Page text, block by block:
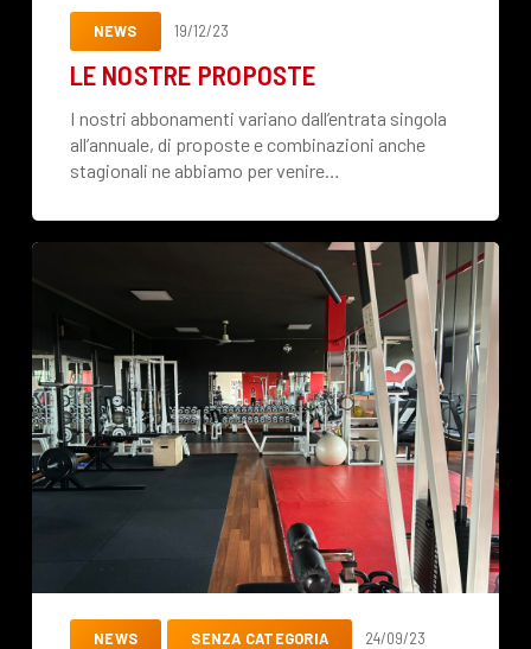
NEWS 19/12/23
LE NOSTRE PROPOSTE
I nostri abbonamenti variano dall’entrata singola
all’annuale, di proposte e combinazioni anche
stagionali ne abbiamo per venire…
NEWS SENZA CATEGORIA 24/09/23